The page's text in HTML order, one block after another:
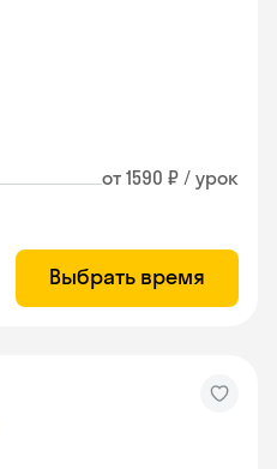
от 1590 ₽ / урок
Выбрать время